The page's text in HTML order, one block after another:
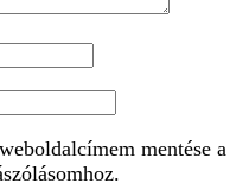
mentése a